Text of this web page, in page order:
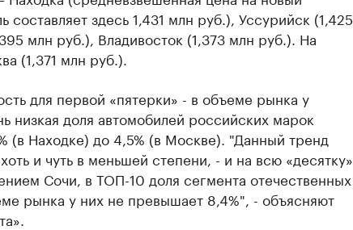
составляет здесь 1,431 млн руб.), Уссурийск (1,425
млн руб.), Владивосток (1,373 млн руб.). На
(1,371 млн руб.).
для первой «пятерки» - в объеме рынка у
низкая доля автомобилей российских марок
(в Находке) до 4,5% (в Москве). "Данный тренд
и чуть в меньшей степени, - и на всю «десятку»
Сочи, в ТОП-10 доля сегмента отечественных
рынка у них не превышает 8,4%", - объясняют